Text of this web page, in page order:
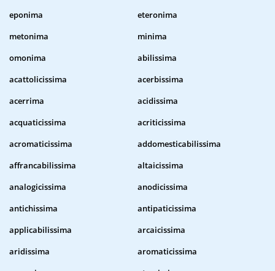
eponima
eteronima
metonima
minima
omonima
abilissima
acattolicissima
acerbissima
acerrima
acidissima
acquaticissima
acriticissima
acromaticissima
addomesticabilissima
affrancabilissima
altaicissima
analogicissima
anodicissima
antichissima
antipaticissima
applicabilissima
arcaicissima
aridissima
aromaticissima